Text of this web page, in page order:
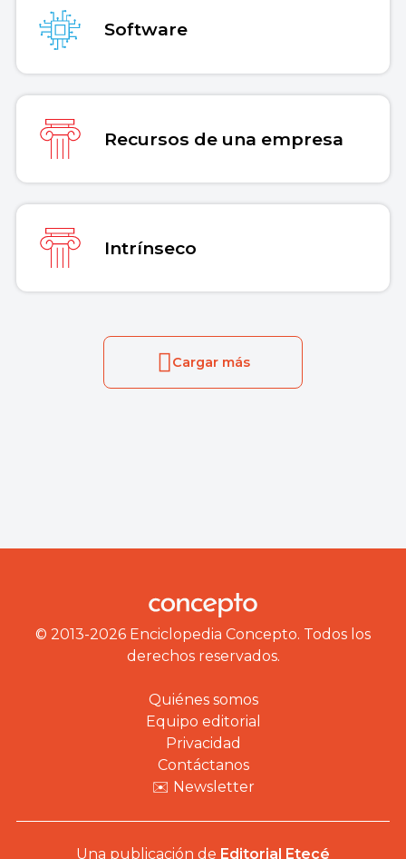
Software
Recursos de una empresa
Intrínseco
Cargar más
© 2013-2026 Enciclopedia Concepto. Todos los
derechos reservados.
Quiénes somos
Equipo editorial
Privacidad
Contáctanos
✉️ Newsletter
Una publicación de Editorial Etecé